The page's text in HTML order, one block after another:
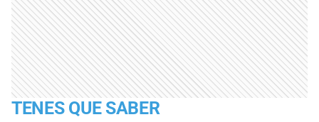
TENES QUE SABER